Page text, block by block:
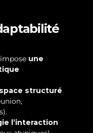
une
structuré
l’interaction